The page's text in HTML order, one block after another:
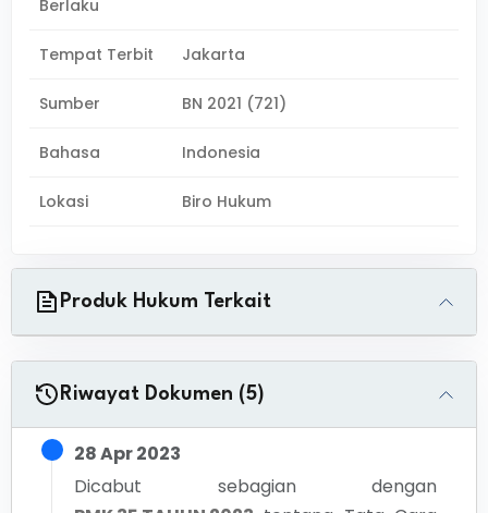
Berlaku
Tempat Terbit Jakarta
Sumber BN 2021 (721)
Bahasa Indonesia
Lokasi Biro Hukum
Produk Hukum Terkait
Riwayat Dokumen (5)
28 Apr 2023
Dicabut sebagian dengan